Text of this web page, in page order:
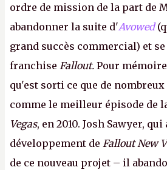
ordre de mission de la part de
abandonner la suite d'Avowed
grand succès commercial) et
franchise Fallout. Pour
qu'est sorti ce que de
comme le meilleur épisode de
Vegas, en 2010. Josh Sawyer,
développement de Fallout New
de ce nouveau projet – il